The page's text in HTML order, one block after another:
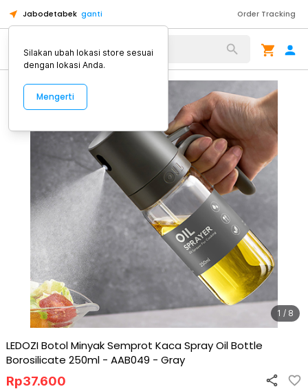
Jabodetabek ganti Order Tracking
Alat Kopi
1 / 8
LEDOZI Botol Minyak Semprot Kaca Spray Oil Bottle
Borosilicate 250ml - AAB049 - Gray
Rp37.600
Silakan ubah lokasi store sesuai
dengan lokasi Anda.
Mengerti